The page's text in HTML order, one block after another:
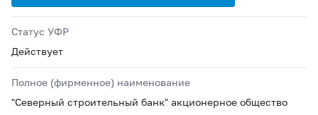
Статус УФР
Действует
Полное (фирменное) наименование
"Северный строительный банк" акционерное общество